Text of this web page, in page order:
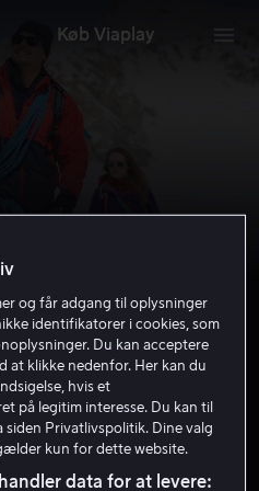
Køb Viaplay
1 t. 50 min
15 år
og får adgang til oplysninger
identifikatorer i cookies, som
Du kan acceptere
at klikke nedenfor. Her kan du
hvis et
på legitim interesse. Du kan til
Privatlivspolitik. Dine valg
kun for dette website.
data for at levere: